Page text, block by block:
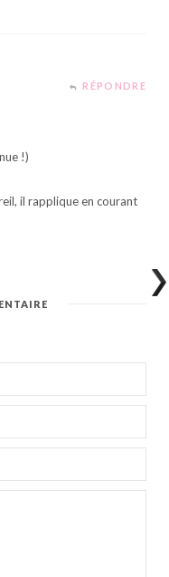
RÉPONDRE
!)
il rapplique en courant